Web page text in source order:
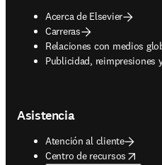
Acerca de Elsevier
Carreras
Relaciones con medios
Publicidad, reimpresiones
opens in new tab/window
Asistencia
Atención al cliente
Centro de recursos
opens in new tab/window